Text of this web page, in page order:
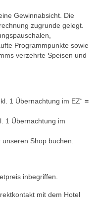
Gewinnabsicht. Die
zugrunde gelegt.
Programmpunkte sowie
verzehrte Speisen und
1 Übernachtung im EZ“ =
1 Übernachtung im
Shop buchen.
inbegriffen.
mit dem Hotel